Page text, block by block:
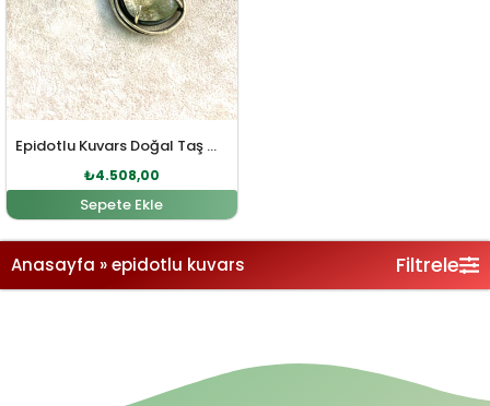
Epidotlu Kuvars Doğal Taş Gümüş Kolye Ucu
₺4.508,00
Sepete Ekle
Anasayfa »epidotlu kuvars Filtrele